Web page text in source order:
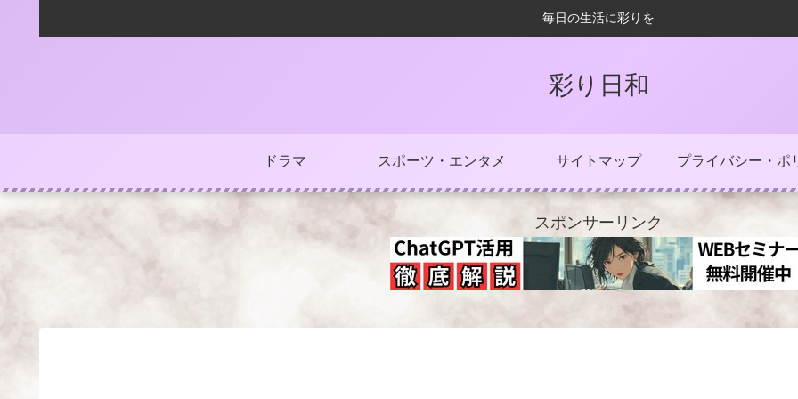
毎日の生活に彩りを
彩り日和
ドラマ スポーツ・エンタメ サイトマップ プライバシー・ポ
スポンサーリンク